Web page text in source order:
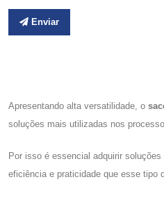
Enviar
Apresentando alta versatilidade, o
soluções mais utilizadas nos
Por isso é essencial adquirir
eficiência e praticidade que esse tipo